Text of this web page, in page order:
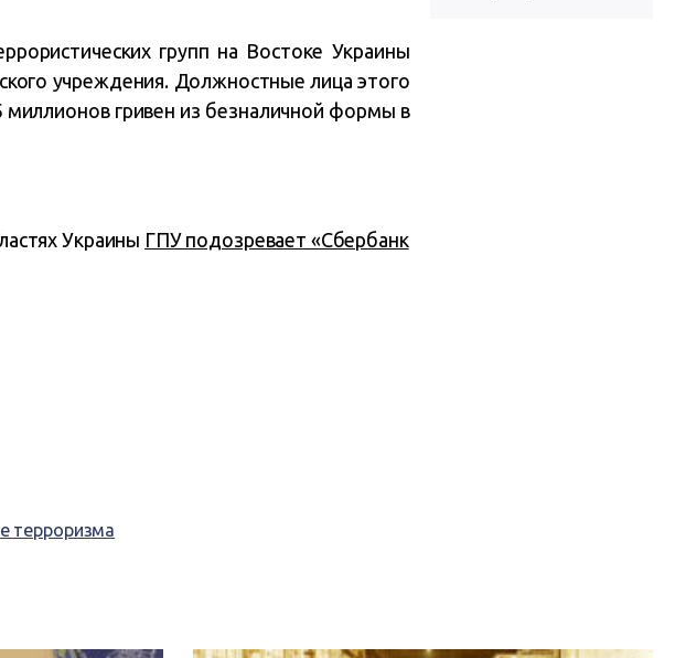
групп на Востоке Украины
учреждения. Должностные лица этого
гривен из безналичной формы в
Украины ГПУ подозревает «Сбербанк
терроризма